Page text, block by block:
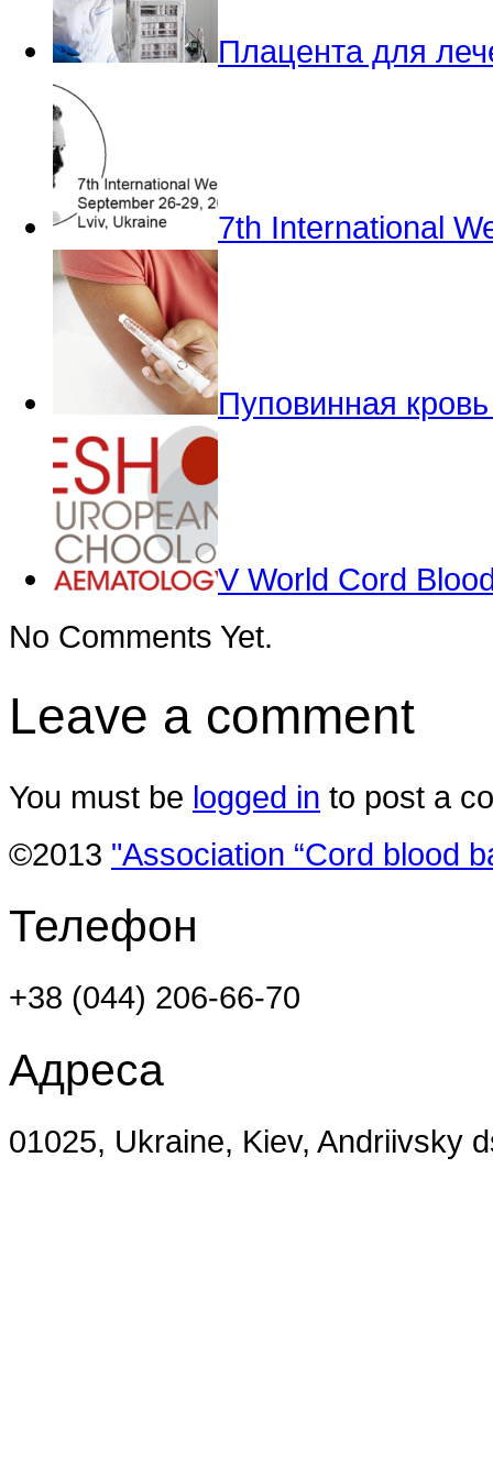
Плацента для
7th International
Пуповинная
V World Cord
No Comments Yet.
Leave a comment
You must be logged in to post a
©2013 "Association “Cord blood
Телефон
+38 (044) 206-66-70
Адреса
01025, Ukraine, Kiev, Andriivsky